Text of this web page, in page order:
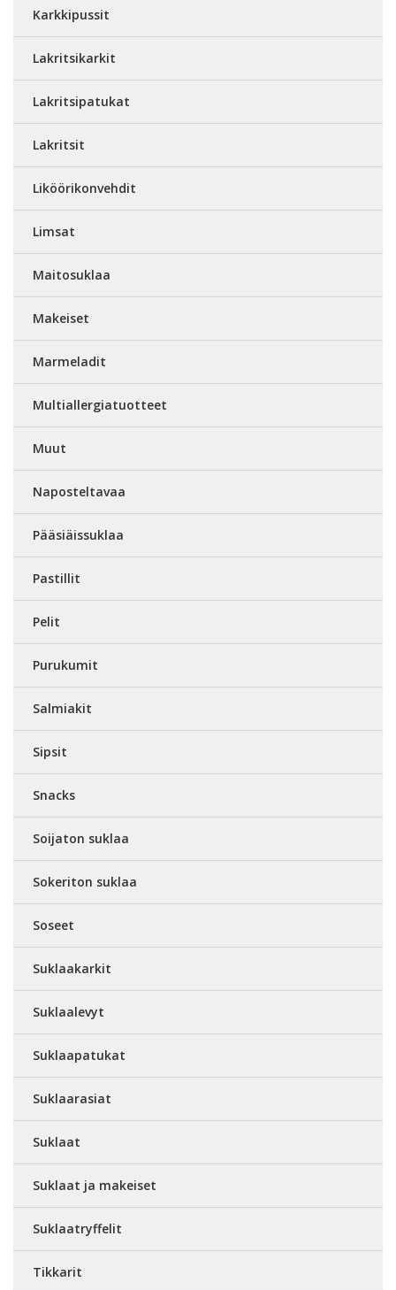
Karkkipussit
Lakritsikarkit
Lakritsipatukat
Lakritsit
Liköörikonvehdit
Limsat
Maitosuklaa
Makeiset
Marmeladit
Multiallergiatuotteet
Muut
Naposteltavaa
Pääsiäissuklaa
Pastillit
Pelit
Purukumit
Salmiakit
Sipsit
Snacks
Soijaton suklaa
Sokeriton suklaa
Soseet
Suklaakarkit
Suklaalevyt
Suklaapatukat
Suklaarasiat
Suklaat
Suklaat ja makeiset
Suklaatryffelit
Tikkarit